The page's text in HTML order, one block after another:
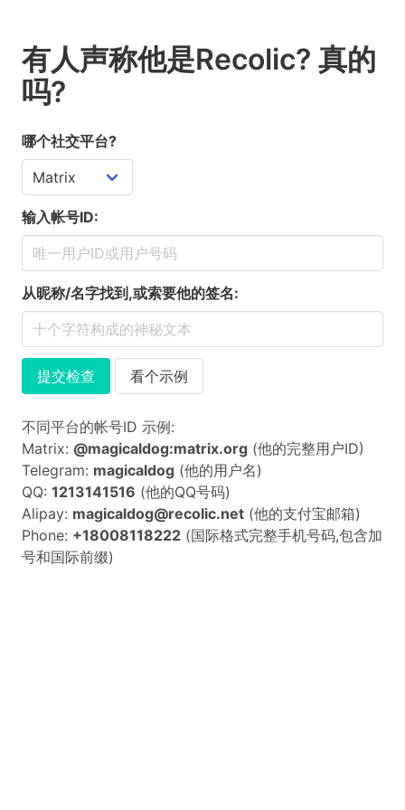
有人声称他是Recolic? 真的
吗?
哪个社交平台?
输入帐号ID:
从昵称/名字找到,或索要他的签名:
提交检查 看个示例
不同平台的帐号ID 示例:
Matrix: @magicaldog:matrix.org (他的完整用户ID)
Telegram: magicaldog (他的用户名)
QQ: 1213141516 (他的QQ号码)
Alipay: magicaldog@recolic.net (他的支付宝邮箱)
Phone: +18008118222 (国际格式完整手机号码,包含加
号和国际前缀)